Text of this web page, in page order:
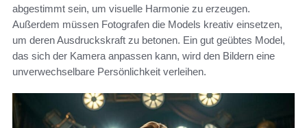
abgestimmt sein, um visuelle Harmonie zu erzeugen.
Außerdem müssen Fotografen die Models kreativ einsetzen,
um deren Ausdruckskraft zu betonen. Ein gut geübtes Model,
das sich der Kamera anpassen kann, wird den Bildern eine
unverwechselbare Persönlichkeit verleihen.